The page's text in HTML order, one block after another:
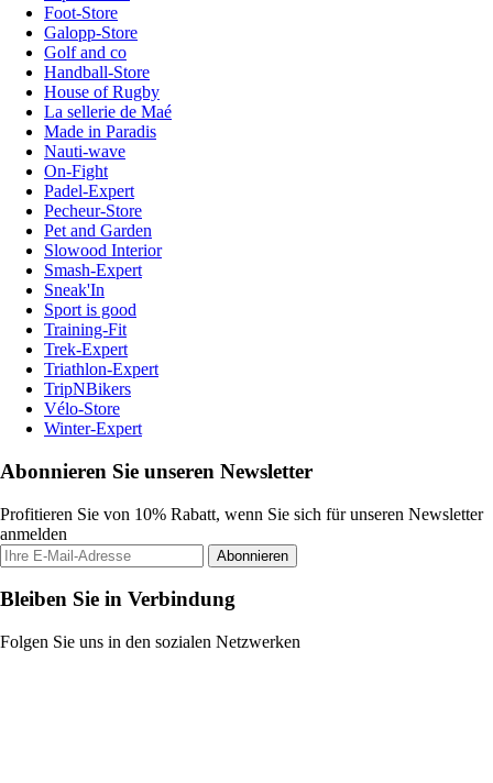
Foot-Store
Galopp-Store
Golf and co
Handball-Store
House of Rugby
La sellerie de Maé
Made in Paradis
Nauti-wave
On-Fight
Padel-Expert
Pecheur-Store
Pet and Garden
Slowood Interior
Smash-Expert
Sneak'In
Sport is good
Training-Fit
Trek-Expert
Triathlon-Expert
TripNBikers
Vélo-Store
Winter-Expert
Abonnieren Sie unseren Newsletter
Profitieren Sie von 10% Rabatt, wenn Sie sich für unseren Newsletter
anmelden
Abonnieren
Bleiben Sie in Verbindung
Folgen Sie uns in den sozialen Netzwerken